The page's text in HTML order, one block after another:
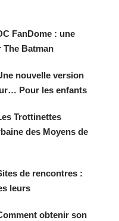
FanDome : une
The Batman
nouvelle version
Pour les enfants
Trottinettes
des Moyens de
de rencontres :
leurs
obtenir son